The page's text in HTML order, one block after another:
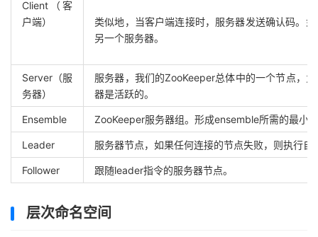
Client（客
户端）
类似地，当客户端连接时，服务器发送确认码。 如
另一个服务器。
Server（服
务器）
服务器，我们的ZooKeeper总体中的一个节点，
器是活跃的。
Ensemble ZooKeeper服务器组。 形成ensemble所需的最小
Leader 服务器节点，如果任何连接的节点失败，则执行自
Follower 跟随leader指令的服务器节点。
层次命名空间